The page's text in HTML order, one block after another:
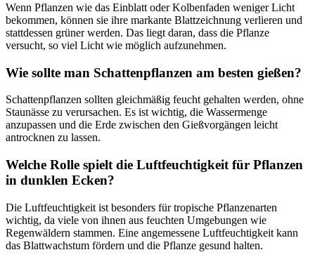
Wenn Pflanzen wie das Einblatt oder Kolbenfaden weniger Licht
bekommen, können sie ihre markante Blattzeichnung verlieren und
stattdessen grüner werden. Das liegt daran, dass die Pflanze
versucht, so viel Licht wie möglich aufzunehmen.
Wie sollte man Schattenpflanzen am besten gießen?
Schattenpflanzen sollten gleichmäßig feucht gehalten werden, ohne
Staunässe zu verursachen. Es ist wichtig, die Wassermenge
anzupassen und die Erde zwischen den Gießvorgängen leicht
antrocknen zu lassen.
Welche Rolle spielt die Luftfeuchtigkeit für Pflanzen
in dunklen Ecken?
Die Luftfeuchtigkeit ist besonders für tropische Pflanzenarten
wichtig, da viele von ihnen aus feuchten Umgebungen wie
Regenwäldern stammen. Eine angemessene Luftfeuchtigkeit kann
das Blattwachstum fördern und die Pflanze gesund halten.